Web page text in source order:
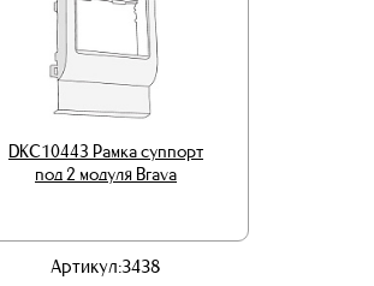
DKC10443 Рамка суппорт
под 2 модуля Brava
Артикул:3438